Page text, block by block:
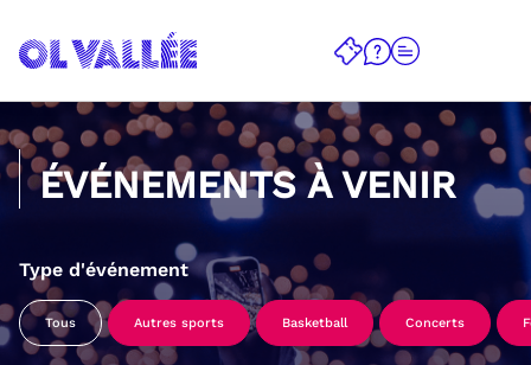
ÉVÉNEMENTS À VENIR
Type d'événement
Tous Autres sports Basketball Concerts